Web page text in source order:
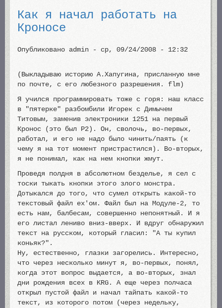
Как я начал работать на
Кроносе
Опубликовано admin - ср, 09/24/2008 - 12:32
(Выкладываю историю А.Хапугина, присланную мне
по почте, с его любезного разрешения. flm)
Я учился программировать тоже с горя: наш класс
в "пятерке" разбомбили Игорек с Димычем
Титовым, заменив электроники 1251 на первый
Кронос (это был P2). Он, сволочь, во-первых,
работал, и его не надо было чинить/паять (к
чему я на тот момент пристрастился). Во-вторых,
я не понимал, как на нем кнопки жмут.
Проведя полдня в абсолютном безделье, я сел с
тоски тыкать кнопки этого злого монстра.
Дотыкался до того, что сумел открыть какой-то
текстовый файл ex'ом. Файл был на Модуле-2, то
есть нам, балбесам, совершенно непонятный. И я
его листал лениво вниз-вверх. И вдруг обнаружил
текст на русском, который гласил: "А ты купил
коньяк?".
Ну, естественно, глазки загорелись. Интересно,
что через несколько минут я, во-первых, понял,
когда этот вопрос выдается, а во-вторых, знал
дни рождения всех в KRG. А еще через полчаса
открыл пустой файл и начал тайпать какой-то
текст, из которого потом (через недельку,